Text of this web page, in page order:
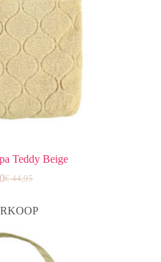
Teddy Beige
€44,95
Oorspronkelijke
was:
Huidige
is: